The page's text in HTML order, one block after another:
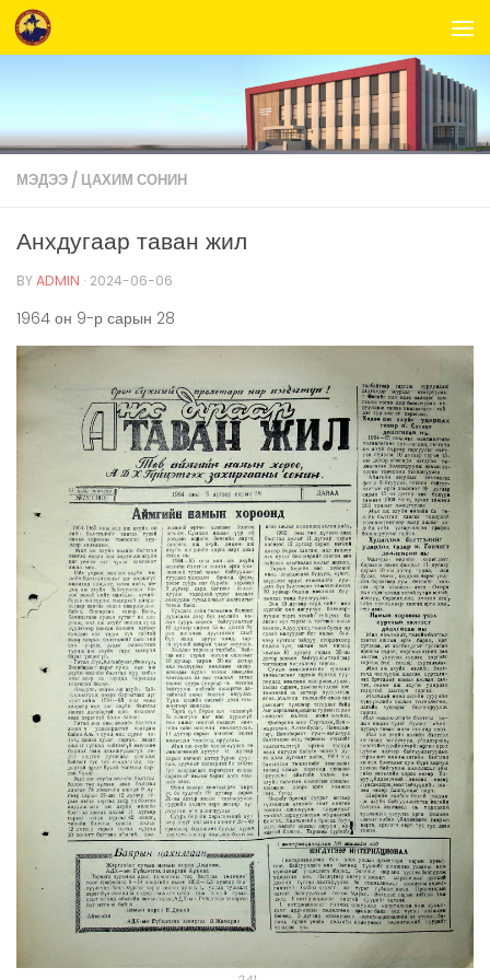
Skip to content
МЭДЭЭ / ЦАХИМ СОНИН
Анхдугаар таван жил
BYADMIN · 2024-06-06
1964 он 9-р сарын 28